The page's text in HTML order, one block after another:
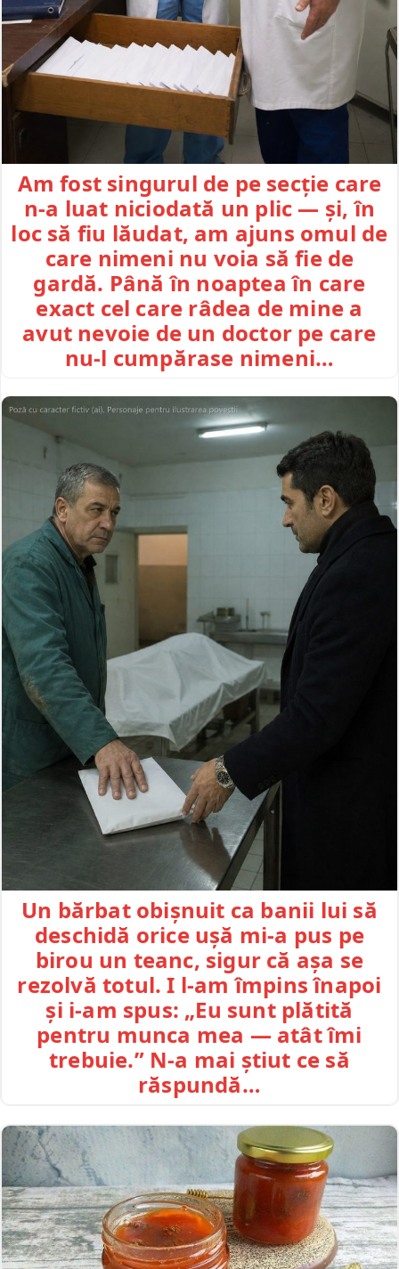
Am fost singurul de pe secție care
n-a luat niciodată un plic — și, în
loc să fiu lăudat, am ajuns omul de
care nimeni nu voia să fie de
gardă. Până în noaptea în care
exact cel care râdea de mine a
avut nevoie de un doctor pe care
nu-l cumpărase nimeni…
Un bărbat obișnuit ca banii lui să
deschidă orice ușă mi-a pus pe
birou un teanc, sigur că așa se
rezolvă totul. I l-am împins înapoi
și i-am spus: „Eu sunt plătită
pentru munca mea — atât îmi
trebuie.” N-a mai știut ce să
răspundă…